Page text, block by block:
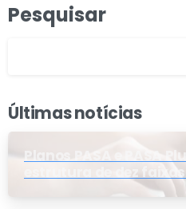
Pesquisar
Últimas notícias
Planos PASA e PASA
estrutura de dez
conforme exigência da